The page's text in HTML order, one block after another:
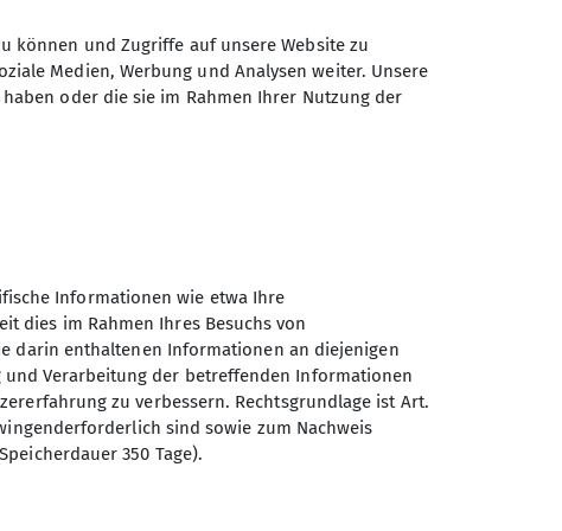
Sektion Nahegau des
Deutschen Alpenvereins e.V.
können und Zugriffe auf unsere Website zu
Medien, Werbung und Analysen weiter. Unsere
oder die sie im Rahmen Ihrer Nutzung der
Informationen wie etwa Ihre
dies im Rahmen Ihres Besuchs von
darin enthaltenen Informationen an diejenigen
Verarbeitung der betreffenden Informationen
zu verbessern. Rechtsgrundlage ist Art.
sind sowie zum Nachweis
350 Tage).